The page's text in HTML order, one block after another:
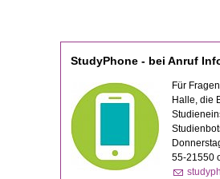
StudyPhone - bei Anruf
Für
Halle, die
55-21550